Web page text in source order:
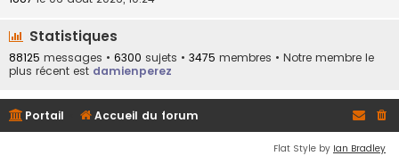
Statistiques
88125 messages • 6300 sujets • 3475 membres • Notre membre le
plus récent est damienperez
Portail Accueil du forum
Flat Style by Ian Bradley